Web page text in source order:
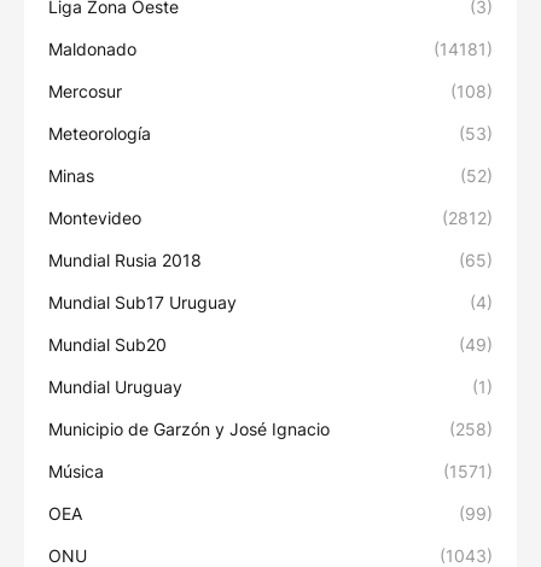
Liga Zona Oeste (3)
Maldonado (14181)
Mercosur (108)
Meteorología (53)
Minas (52)
Montevideo (2812)
Mundial Rusia 2018 (65)
Mundial Sub17 Uruguay (4)
Mundial Sub20 (49)
Mundial Uruguay (1)
Municipio de Garzón y José Ignacio (258)
Música (1571)
OEA (99)
ONU (1043)